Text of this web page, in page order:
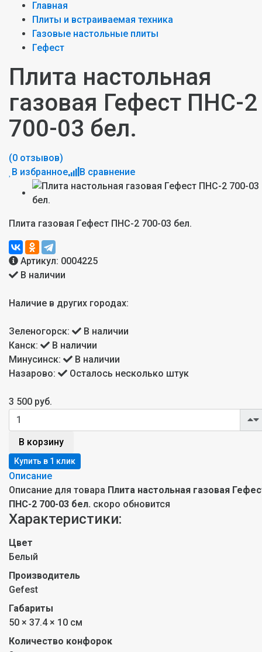
Главная
Плиты и встраиваемая техника
Газовые настольные плиты
Гефест
Плита настольная
газовая Гефест ПНС-2
700-03 бел.
(0 отзывов)
В избранное
В сравнение
Плита газовая Гефест ПНС-2 700-03 бел.
Артикул: 0004225
В наличии
Наличие в других городах:
Зеленогорск:
В наличии
Канск:
В наличии
Минусинск:
В наличии
Назарово:
Осталось несколько штук
3 500 руб.
В корзину
Описание
Описание для товара Плита настольная газовая
ПНС-2 700-03 бел. скоро обновится
Характеристики:
Цвет
Белый
Производитель
Gefest
Габариты
50 × 37.4 × 10 см
Количество конфорок